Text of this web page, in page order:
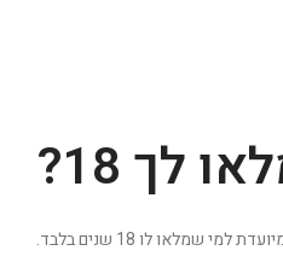
לך 18?
שמלאו לו 18 שנים בלבד.